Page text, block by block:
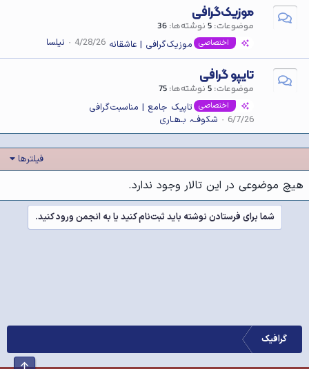
موزیک‌گرافی
موضوعات 5 نوشته‌ها 36
اختصاصی موزیک‌گرافی | عاشقانه 4/28/26 نیلسا
تایپو گرافی
موضوعات 5 نوشته‌ها 75
اختصاصی تاپیک جامع | مناسبت‌گرافی
6/7/26
شکوفـہ بـھـاری
فیلترها
هیچ موضوعی در این تالار وجود ندارد.
شما برای فرستادن نوشته باید ثبت‌نام کنید یا به انجمن ورود کنید.
گرافیک
بالا